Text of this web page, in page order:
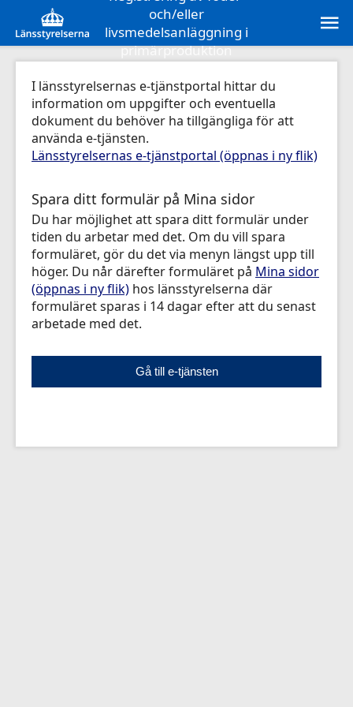
och/eller
livsmedelsanläggning i
primärproduktion
I länsstyrelsernas e-tjänstportal hittar du
information om uppgifter och eventuella
dokument du behöver ha tillgängliga för att
använda e-tjänsten.
Länsstyrelsernas e-tjänstportal (öppnas i ny flik)
Spara ditt formulär på Mina sidor
Du har möjlighet att spara ditt formulär under
tiden du arbetar med det. Om du vill spara
formuläret, gör du det via menyn längst upp till
höger. Du når därefter formuläret på Mina sidor
(öppnas i ny flik) hos länsstyrelserna där
formuläret sparas i 14 dagar efter att du senast
arbetade med det.